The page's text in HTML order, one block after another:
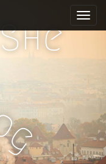
he
g